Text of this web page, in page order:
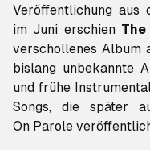
Veröffentlichung aus
im Juni erschien The
verschollenes Album
bislang unbekannte
und frühe
On Parole